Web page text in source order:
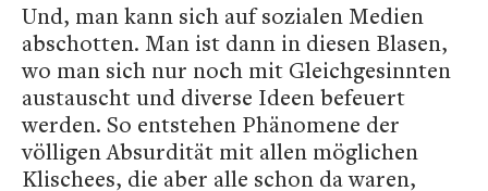
Und, man kann sich auf sozialen Medien
abschotten. Man ist dann in diesen Blasen,
wo man sich nur noch mit Gleichgesinnten
austauscht und diverse Ideen befeuert
werden. So entstehen Phänomene der
völligen Absurdität mit allen möglichen
Klischees, die aber alle schon da waren,